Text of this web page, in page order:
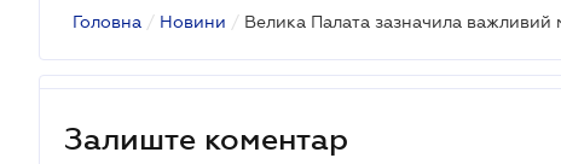
Головна / Новини /
Залиште коментар